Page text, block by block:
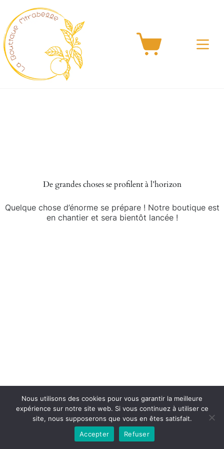
contenu
Panier
d’achat
De grandes choses se profilent à l’horizon
Quelque chose d’énorme se prépare ! Notre boutique est
en chantier et sera bientôt lancée !
Copyright © 2026la boutique mirabelle}.
Nous utilisons des cookies pour vous garantir la meilleure
expérience sur notre site web. Si vous continuez à utiliser ce
site, nous supposerons que vous en êtes satisfait.
Accepter
Refuser